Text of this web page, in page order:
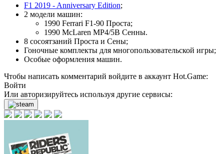
F1 2019 - Anniversary Edition;
2 модели машин:
1990 Ferrari F1-90 Проста;
1990 McLaren MP4/5B Сенны.
8 сосоятзаний Проста и Сены;
Гоночные комплекты для многопользовательской игры;
Особые оформления машин.
Чтобы написать комментарий войдите в аккаунт Hot.Game:
Войти
Или авторизируйтесь используя другие сервисы: